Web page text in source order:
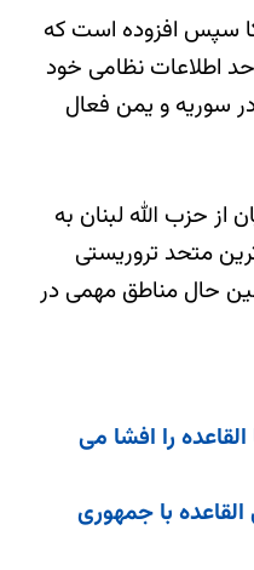
سپس افزوده است که
اطلاعات نظامی خود
سوریه و یمن فعال
از حزب الله لبنان به
متحد تروریستی
حال مناطق مهمی در
القاعده را افشا می
القاعده با جمهوری